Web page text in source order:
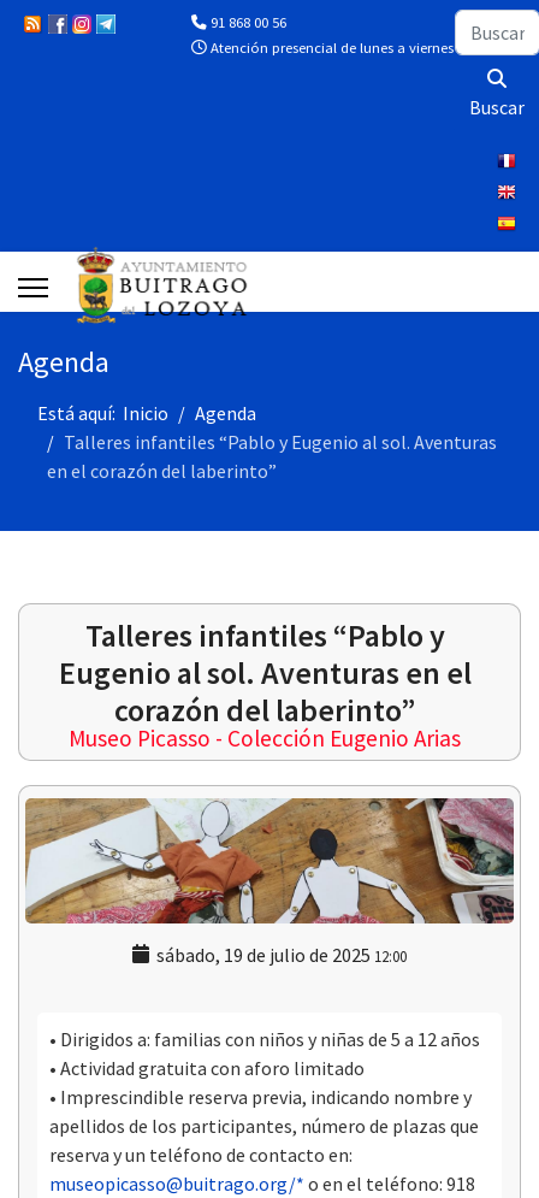
91 868 00 56
Atención presencial de lunes a viernes de 10:00 a
Buscar
Buscar
Agenda
Está aquí: Inicio
Agenda
Talleres infantiles “Pablo y Eugenio al sol. Aventuras
en el corazón del laberinto”
Talleres infantiles “Pablo y
Eugenio al sol. Aventuras en el
corazón del laberinto”
Museo Picasso - Colección Eugenio Arias
sábado, 19 de julio de 2025 12:00
• Dirigidos a: familias con niños y niñas de 5 a 12 años
• Actividad gratuita con aforo limitado
• Imprescindible reserva previa, indicando nombre y
apellidos de los participantes, número de plazas que
reserva y un teléfono de contacto en:
museopicasso@buitrago.org/* o en el teléfono: 918